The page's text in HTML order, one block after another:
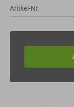
Artikel-Nr.